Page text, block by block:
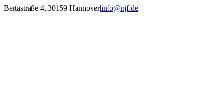
Zum
Bertastraße 4, 30159 Hannover|info@njf.de